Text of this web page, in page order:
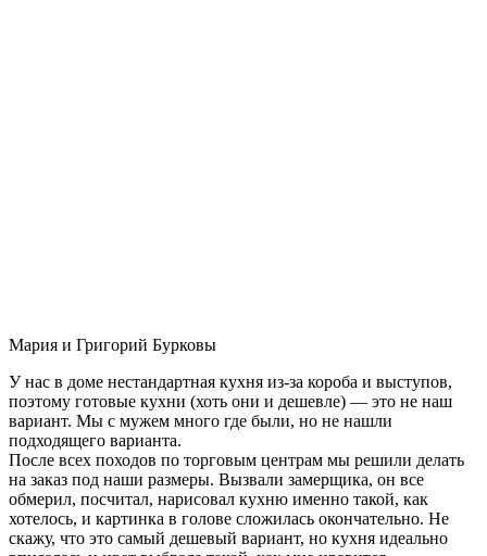
Мария и Григорий Бурковы
У нас в доме нестандартная кухня из-за короба и выступов,
поэтому готовые кухни (хоть они и дешевле) — это не наш
вариант. Мы с мужем много где были, но не нашли
подходящего варианта.
После всех походов по торговым центрам мы решили делать
на заказ под наши размеры. Вызвали замерщика, он все
обмерил, посчитал, нарисовал кухню именно такой, как
хотелось, и картинка в голове сложилась окончательно. Не
скажу, что это самый дешевый вариант, но кухня идеально